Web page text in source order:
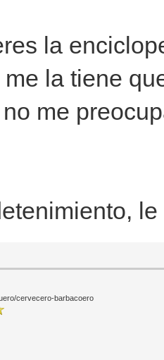
la
la tiene
me
cervecero-barbacoero